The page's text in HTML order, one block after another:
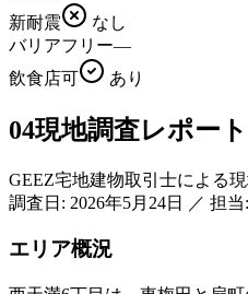
新耐震
なし
バリアフリー—
飲食店可
あり
04現地調査レポート
GEEZ宅地建物取引士による
調査日: 2026年5月24日 ／ 担当
エリア概況